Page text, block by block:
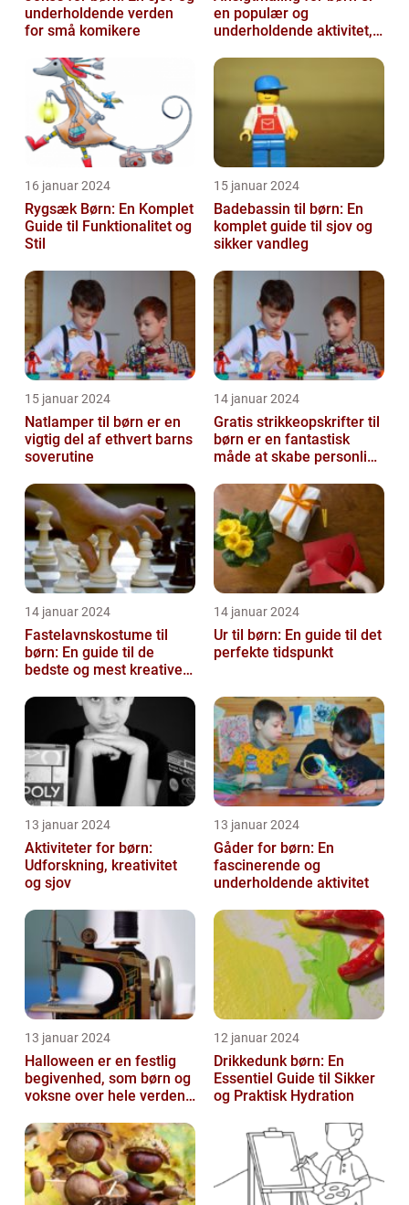
underholdende verden
for små komikere
en populær og
underholdende aktivitet,
kreativitet, fantasi ...
16 januar 2024
Rygsæk Børn: En Komplet
Guide til Funktionalitet og
Stil
15 januar 2024
Badebassin til børn: En
komplet guide til sjov og
sikker vandleg
15 januar 2024
Natlamper til børn er en
vigtig del af ethvert barns
soverutine
14 januar 2024
Gratis strikkeopskrifter til
børn er en fantastisk
måde at skabe personlige
beklædningsgen...
14 januar 2024
Fastelavnskostume til
børn: En guide til de
bedste og mest kreative
14 januar 2024
Ur til børn: En guide til det
perfekte tidspunkt
13 januar 2024
Aktiviteter for børn:
Udforskning, kreativitet
og sjov
13 januar 2024
Gåder for børn: En
fascinerende og
underholdende aktivitet
13 januar 2024
Halloween er en festlig
begivenhed, som børn og
voksne over hele verden
12 januar 2024
Drikkedunk børn: En
Essentiel Guide til Sikker
og Praktisk Hydration